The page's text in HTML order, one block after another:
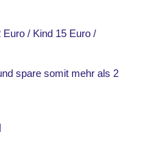
/ Kind 15 Euro /
spare somit mehr als 2